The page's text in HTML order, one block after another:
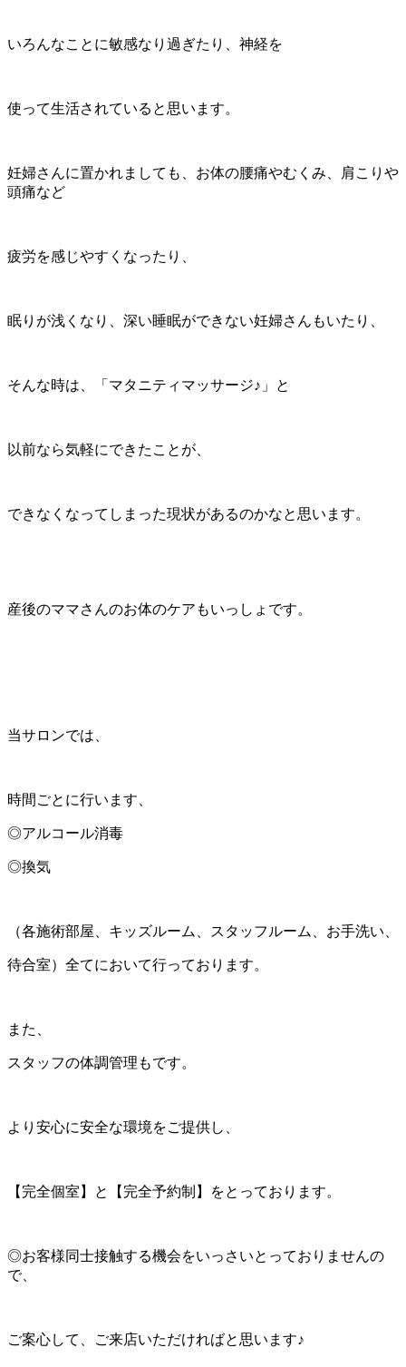
いろんなことに敏感なり過ぎたり、神経を
使って生活されていると思います。
妊婦さんに置かれましても、お体の腰痛やむくみ、肩こりや
頭痛など
疲労を感じやすくなったり、
眠りが浅くなり、深い睡眠ができない妊婦さんもいたり、
そんな時は、「マタニティマッサージ♪」と
以前なら気軽にできたことが、
できなくなってしまった現状があるのかなと思います。
産後のママさんのお体のケアもいっしょです。
当サロンでは、
時間ごとに行います、
◎アルコール消毒
◎換気
（各施術部屋、キッズルーム、スタッフルーム、お手洗い、
待合室）全てにおいて行っております。
また、
スタッフの体調管理もです。
より安心に安全な環境をご提供し、
【完全個室】と【完全予約制】をとっております。
◎お客様同士接触する機会をいっさいとっておりませんの
で、
ご案心して、ご来店いただければと思います♪